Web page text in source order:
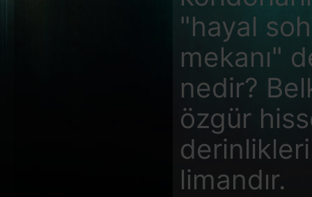
"hayal
mekanı"
nedir?
özgür
limandır.